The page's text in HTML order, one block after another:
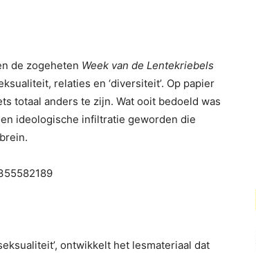
de zogeheten Week van de Lentekriebels
relaties en ‘diversiteit’. Op papier
totaal anders te zijn. Wat ooit bedoeld was
ideologische infiltratie geworden die
ontwikkelt het lesmateriaal dat